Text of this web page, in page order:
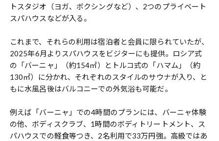
トスタジオ（ヨガ、ボクシングなど）、2つのプライベート
スパハウスなどが入る。
これまで、それらの利用は宿泊者と会員に限られていたが、
2025年6月よりスパハウスをビジターにも提供。ロシア式
の「バーニャ」（約154㎡）とトルコ式の「ハマム」（約
130㎡）に分かれ、それぞれのスタイルのサウナが入り、と
もに水風呂後はバルコニーでの外気浴も可能だ。
例えば「バーニャ」での4時間のプランには、バーニャ体験
の他、ボディスクラブ、1時間のボディトリートメント、ス
パハウスでの軽食等つき、2名利用で33万円強。高級ではあ